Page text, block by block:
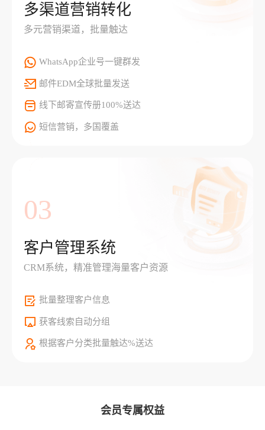
多渠道营销转化
多元营销渠道，批量触达
WhatsApp企业号一键群发
邮件EDM全球批量发送
线下邮寄宣传册100%送达
短信营销，多国覆盖
03
客户管理系统
CRM系统，精准管理海量客户资源
批量整理客户信息
获客线索自动分组
根据客户分类批量触达%送达
会员专属权益